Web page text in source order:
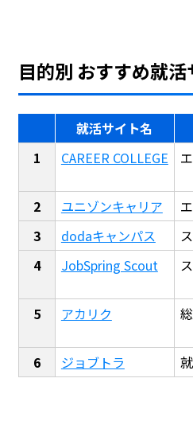
目的別 おすすめ就活
就活サイト名
CAREER COLLEGE
ユニゾンキャリア
dodaキャンパス
JobSpring Scout
アカリク
ジョブトラ